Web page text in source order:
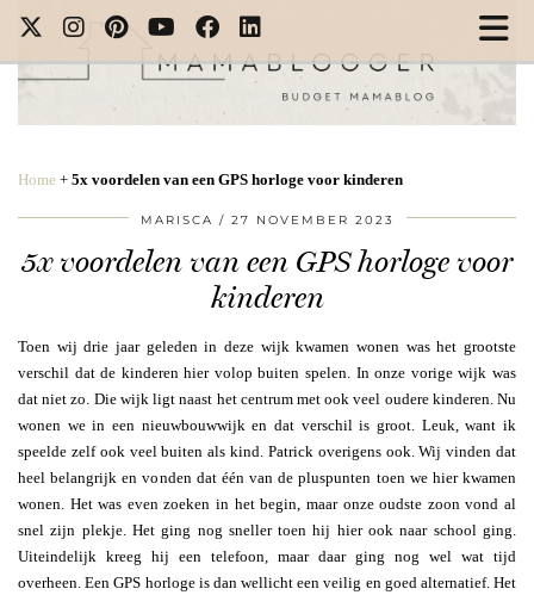
Home + 5x voordelen van een GPS horloge voor kinderen
MARISCA 27 NOVEMBER 2023
5x voordelen van een GPS horloge voor
kinderen
Toen wij drie jaar geleden in deze wijk kwamen wonen was het grootste
verschil dat de kinderen hier volop buiten spelen. In onze vorige wijk was
dat niet zo. Die wijk ligt naast het centrum met ook veel oudere kinderen. Nu
wonen we in een nieuwbouwwijk en dat verschil is groot. Leuk, want ik
speelde zelf ook veel buiten als kind. Patrick overigens ook. Wij vinden dat
heel belangrijk en vonden dat één van de pluspunten toen we hier kwamen
wonen. Het was even zoeken in het begin, maar onze oudste zoon vond al
snel zijn plekje. Het ging nog sneller toen hij hier ook naar school ging.
Uiteindelijk kreeg hij een telefoon, maar daar ging nog wel wat tijd
overheen. Een GPS horloge is dan wellicht een veilig en goed alternatief. Het